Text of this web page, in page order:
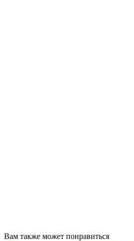
Вам также может понравиться